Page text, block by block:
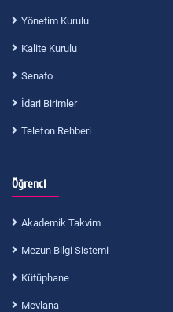
Yönetim Kurulu
Kalite Kurulu
Senato
İdari Birimler
Telefon Rehberi
Öğrenci
Akademik Takvim
Mezun Bilgi Sistemi
Kütüphane
Mevlana